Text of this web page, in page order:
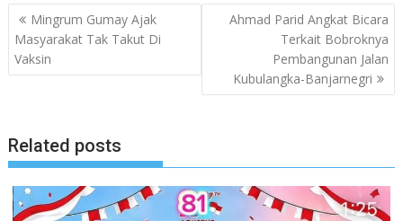
Navigasi
pos
Mingrum Gumay Ajak
Masyarakat Tak Takut Di
Vaksin
Ahmad Parid Angkat Bicara
Terkait Bobroknya
Pembangunan Jalan
Kubulangka-Banjarnegri
Related posts